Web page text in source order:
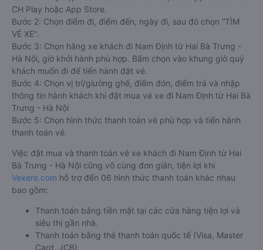
CH Play hoặc App Store.
Bước 2: Chọn điểm đi, điểm đến, ngày đi, sau đó chọn “TÌM
VÉ XE”.
Bước 3: Chọn hãng xe khách đi Nam Định từ Hai Bà Trưng -
Hà Nội, giờ khởi hành phù hợp. Bấm chọn vào khung giờ quý
khách muốn đi để tiến hành đặt vé.
Bước 4: Chọn vị trí/giường ghế, điểm đón, điểm trả và nhập
thông tin hành khách khi đặt mua vé xe đi Nam Định từ Hai Bà
Trưng - Hà Nội
Bước 5: Chọn hình thức thanh toán vé phù hợp và tiến hành
thanh toán vé.
Việc đặt mua và thanh toán vé xe khách đi Nam Định từ Hai
Bà Trưng - Hà Nội cũng vô cùng đơn giản, tiện lợi khi
Vexere.com hỗ trợ đến 06 hình thức thanh toán khác nhau
bao gồm:
Thanh toán bằng tiền mặt tại các cửa hàng tiện lợi và
siêu thị gần nhà.
Thanh toán bằng thẻ thanh toán quốc tế (Visa, Master
Card, JCB).